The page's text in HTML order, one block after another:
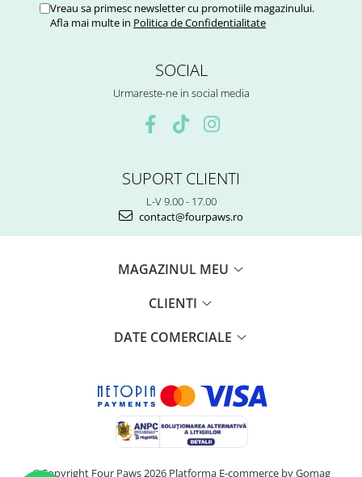
Vreau sa primesc newsletter cu promotiile magazinului.
Afla mai multe in Politica de Confidentialitate
SOCIAL
Urmareste-ne in social media
SUPORT CLIENTI
L-V 9.00 - 17.00
contact@fourpaws.ro
MAGAZINUL MEU
CLIENTI
DATE COMERCIALE
©Copyright Four Paws 2026 Platforma E-commerce by Gomag